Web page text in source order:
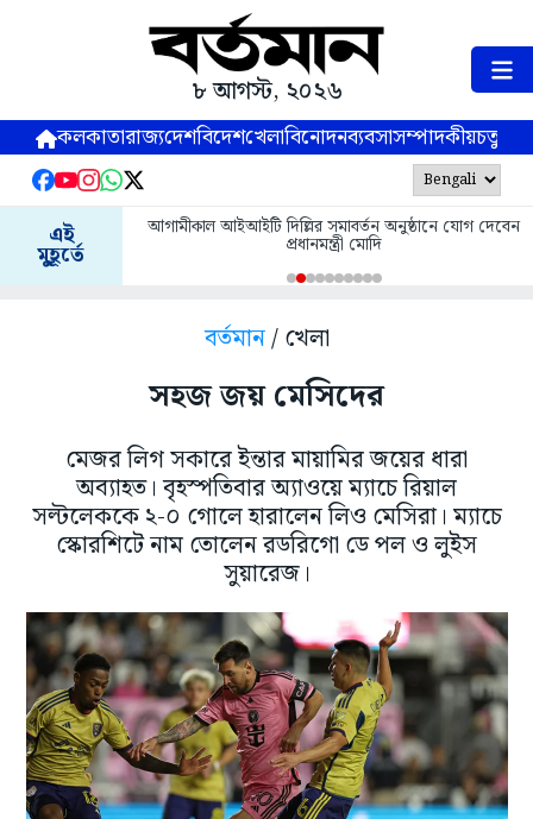
৮ আগস্ট, ২০২৬
কলকাতারাজ্যদেশবিদেশখেলাবিনোদনব্যবসাসম্পাদকীয়
এই
মুহূর্তে
আগামীকাল আইআইটি দিল্লির সমাবর্তন অনুষ্ঠানে যোগ দেবেন
প্রধানমন্ত্রী মোদি
বর্তমান/ খেলা
সহজ জয় মেসিদের
মেজর লিগ সকারে ইন্তার মায়ামির জয়ের ধারা
অব্যাহত। বৃহস্পতিবার অ্যাওয়ে ম্যাচে রিয়াল
সল্টলেককে ২-০ গোলে হারালেন লিও মেসিরা। ম্যাচে
স্কোরশিটে নাম তোলেন রডরিগো ডে পল ও লুইস
সুয়ারেজ।